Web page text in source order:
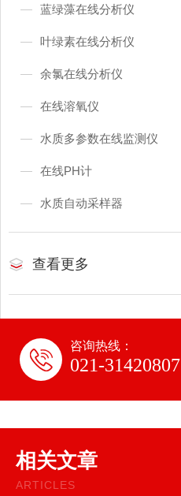
蓝绿藻在线分析仪
叶绿素在线分析仪
余氯在线分析仪
在线溶氧仪
水质多参数在线监测仪
在线PH计
水质自动采样器
查看更多
咨询热线：
021-31420807
相关文章
ARTICLES